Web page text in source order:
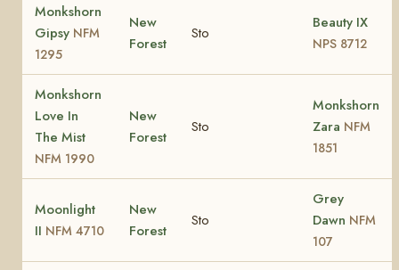
Monkshorn
Gipsy NFM
1295
New
Forest
Sto
Beauty IX
NPS 8712
Monkshorn
Love In
The Mist
NFM 1990
New
Forest
Sto
Monkshorn
Zara NFM
1851
Moonlight
II NFM 4710
New
Forest
Sto
Grey
Dawn NFM
107